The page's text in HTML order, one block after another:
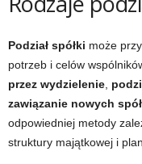
Podział spółki może
potrzeb i celów
przez wydzielenie
zawiązanie nowych
odpowiedniej metody
struktury majątkowej i